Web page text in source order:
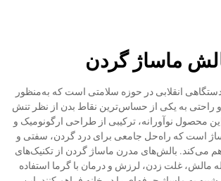
ماساژ گردن
انقلابی در حوزه سلامتی است که به‌منظور
و راحتی به یکی از حساس‌ترین نقاط بدن از نظر تنش
نوآورانه، ترکیبی از طراحی ارگونومیک و
است که راه‌حل جامعی برای درد گردن، سفتی و
می‌کند. بالش‌های مدرن ماساژ گردن از تکنیک‌های
مالش، غلت زدن، لرزش و درمان با گرما استفاده